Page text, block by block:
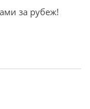
за рубеж!